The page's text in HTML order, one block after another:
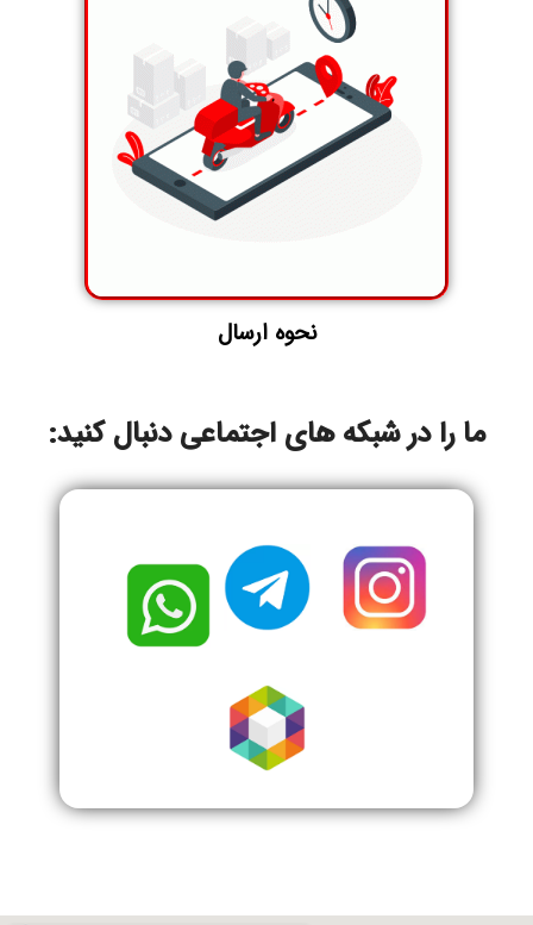
نحوه ارسال
ما را در شبکه های اجتماعی دنبال کنید: